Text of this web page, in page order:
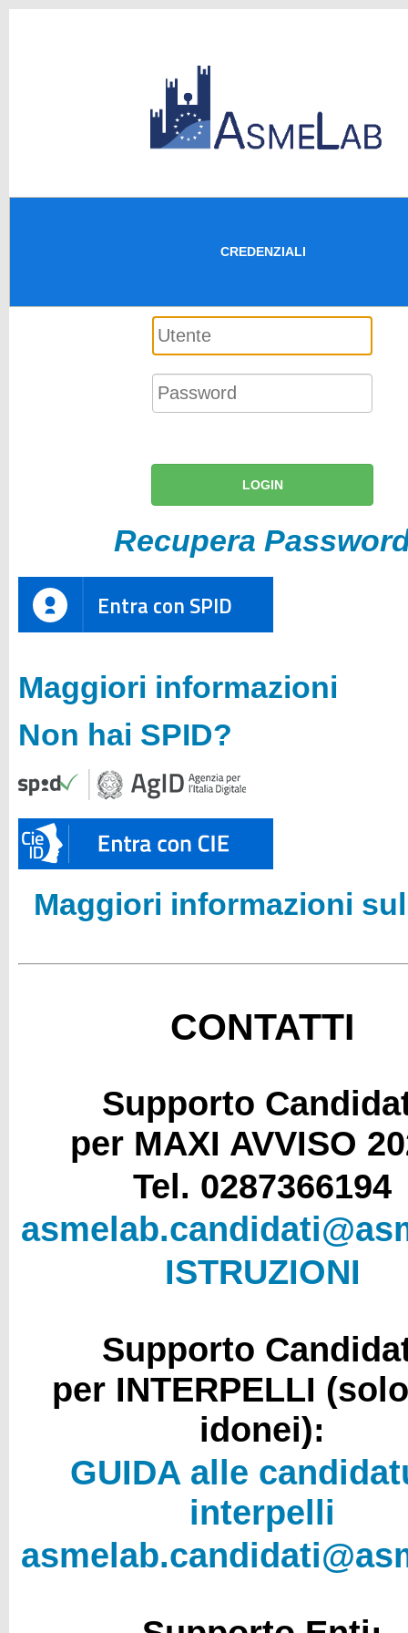
CREDENZIALI
Recupera
Entra con SPID
Maggiori informazioni
Non hai SPID?
Maggiori informazioni
CONTATTI
Supporto
per MAXI AVVISO
Tel. 0287366194
ISTRUZIONI
Supporto
per INTERPELLI
idonei):
GUIDA alle
interpelli